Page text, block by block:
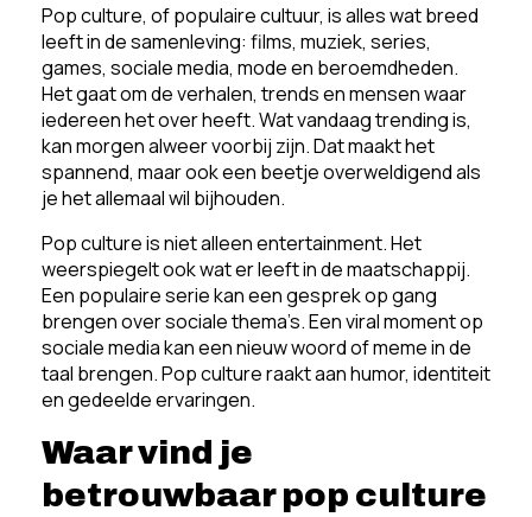
Pop culture, of populaire cultuur, is alles wat breed
leeft in de samenleving: films, muziek, series,
games, sociale media, mode en beroemdheden.
Het gaat om de verhalen, trends en mensen waar
iedereen het over heeft. Wat vandaag trending is,
kan morgen alweer voorbij zijn. Dat maakt het
spannend, maar ook een beetje overweldigend als
je het allemaal wil bijhouden.
Pop culture is niet alleen entertainment. Het
weerspiegelt ook wat er leeft in de maatschappij.
Een populaire serie kan een gesprek op gang
brengen over sociale thema’s. Een viral moment op
sociale media kan een nieuw woord of meme in de
taal brengen. Pop culture raakt aan humor, identiteit
en gedeelde ervaringen.
Waar vind je
betrouwbaar pop culture